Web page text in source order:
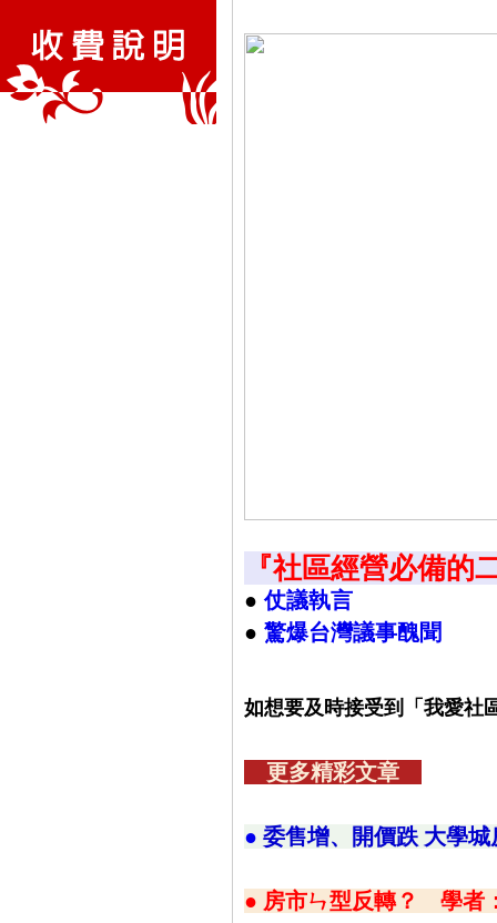
『社區經營必備的
●仗議執言
● 驚爆台灣議事醜聞
如想要及時接受到「我愛社
更多精彩文章
● 委售增、開價跌 大學
● 房市ㄣ型反轉？ 學者